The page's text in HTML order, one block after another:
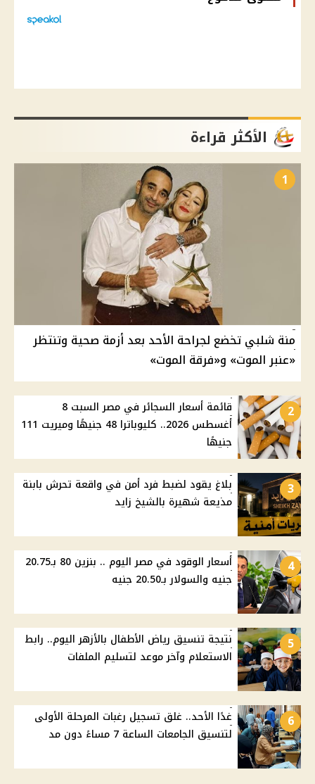
الأكثر قراءة
1
منة شلبي تخضع لجراحة الأحد بعد أزمة صحية وتنتظر
«عنبر الموت» و«فرقة الموت»
2
قائمة أسعار السجائر في مصر السبت 8
أغسطس 2026.. كليوباترا 48 جنيهًا وميريت 111
جنيهًا
3
بلاغ يقود لضبط فرد أمن في واقعة تحرش بابنة
مذيعة شهيرة بالشيخ زايد
4
أسعار الوقود في مصر اليوم .. بنزين 80 بـ20.75
جنيه والسولار بـ20.50 جنيه
5
نتيجة تنسيق رياض الأطفال بالأزهر اليوم.. رابط
الاستعلام وآخر موعد لتسليم الملفات
6
غدًا الأحد.. غلق تسجيل رغبات المرحلة الأولى
لتنسيق الجامعات الساعة 7 مساءً دون مد